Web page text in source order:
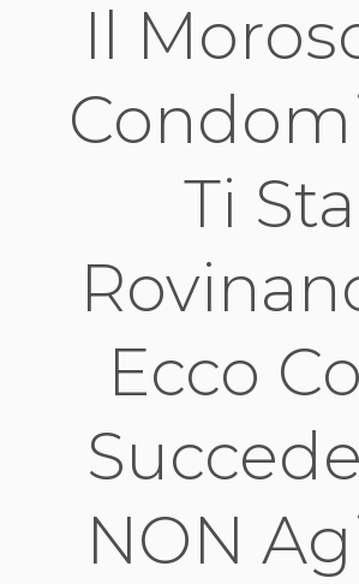
Il
Ti Sta
Ecco
NON